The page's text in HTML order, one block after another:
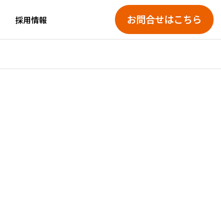
お問合せはこちら
採用情報